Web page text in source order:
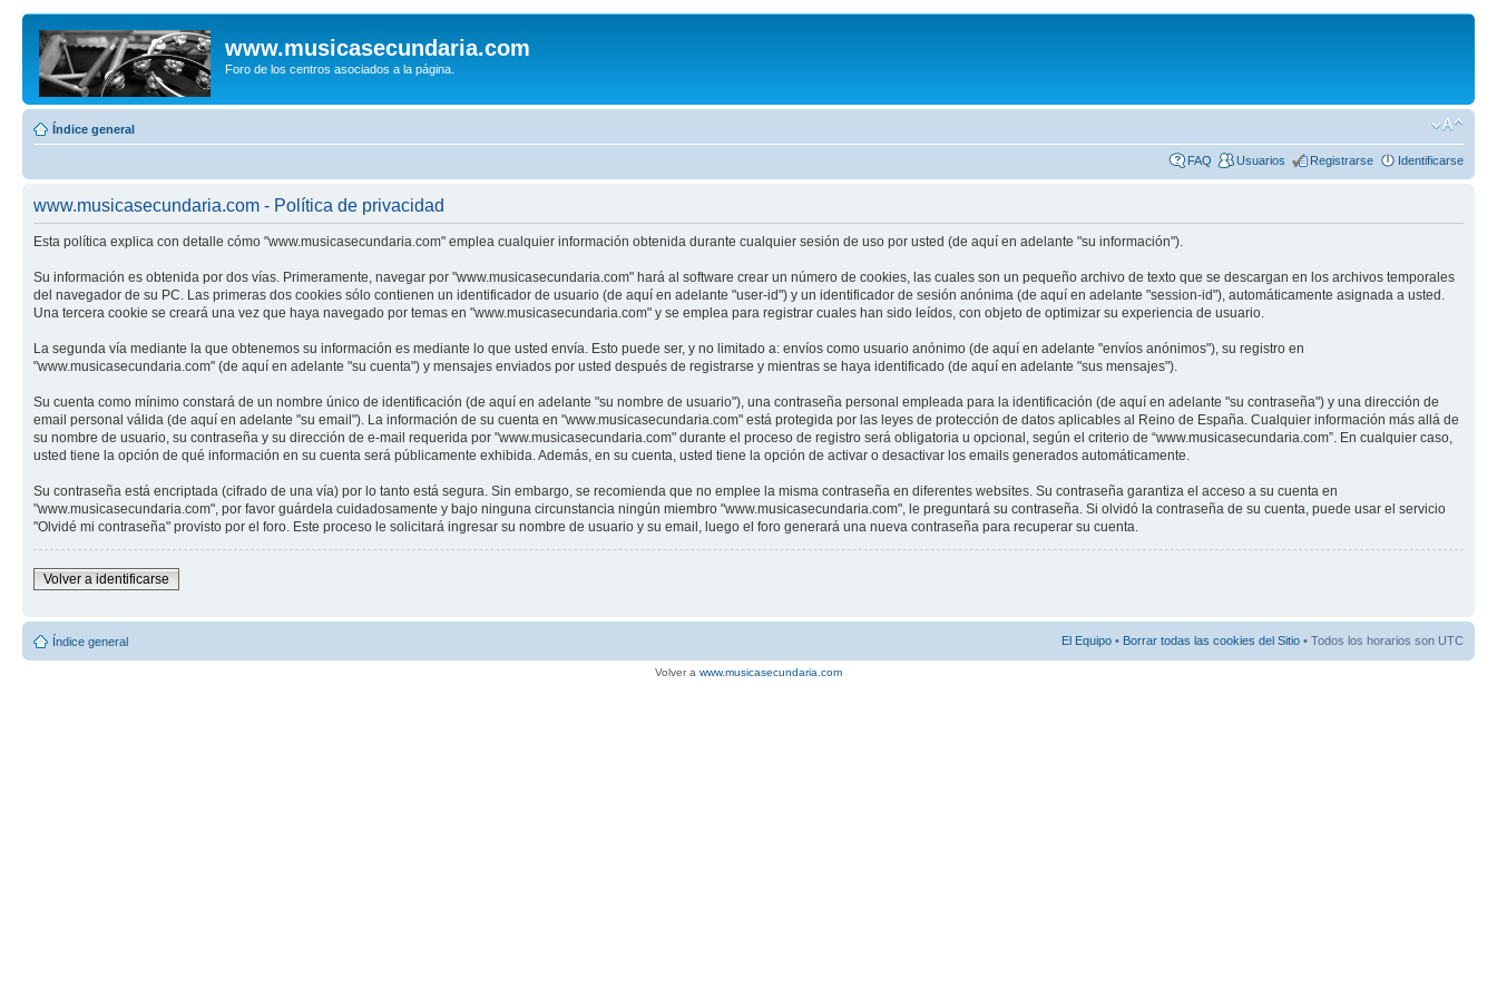
www.musicasecundaria.com
Foro de los centros asociados a la página.
Índice general
FAQ Usuarios Registrarse Identificarse
www.musicasecundaria.com - Política de privacidad
Esta política explica con detalle cómo "www.musicasecundaria.com" emplea cualquier información obtenida durante cualquier sesión de uso por usted (de aquí en adelante "su información").
Su información es obtenida por dos vías. Primeramente, navegar por "www.musicasecundaria.com" hará al software crear un número de cookies, las cuales son un pequeño archivo de texto que se descargan en los archivos temporales
del navegador de su PC. Las primeras dos cookies sólo contienen un identificador de usuario (de aquí en adelante "user-id") y un identificador de sesión anónima (de aquí en adelante "session-id"), automáticamente asignada a usted.
Una tercera cookie se creará una vez que haya navegado por temas en "www.musicasecundaria.com" y se emplea para registrar cuales han sido leídos, con objeto de optimizar su experiencia de usuario.
La segunda vía mediante la que obtenemos su información es mediante lo que usted envía. Esto puede ser, y no limitado a: envíos como usuario anónimo (de aquí en adelante "envíos anónimos"), su registro en
"www.musicasecundaria.com" (de aquí en adelante "su cuenta") y mensajes enviados por usted después de registrarse y mientras se haya identificado (de aquí en adelante "sus mensajes").
Su cuenta como mínimo constará de un nombre único de identificación (de aquí en adelante "su nombre de usuario"), una contraseña personal empleada para la identificación (de aquí en adelante "su contraseña") y una dirección de
email personal válida (de aquí en adelante "su email"). La información de su cuenta en "www.musicasecundaria.com" está protegida por las leyes de protección de datos aplicables al Reino de España. Cualquier información más allá de
su nombre de usuario, su contraseña y su dirección de e-mail requerida por "www.musicasecundaria.com" durante el proceso de registro será obligatoria u opcional, según el criterio de “www.musicasecundaria.com”. En cualquier caso,
usted tiene la opción de qué información en su cuenta será públicamente exhibida. Además, en su cuenta, usted tiene la opción de activar o desactivar los emails generados automáticamente.
Su contraseña está encriptada (cifrado de una vía) por lo tanto está segura. Sin embargo, se recomienda que no emplee la misma contraseña en diferentes websites. Su contraseña garantiza el acceso a su cuenta en
"www.musicasecundaria.com", por favor guárdela cuidadosamente y bajo ninguna circunstancia ningún miembro "www.musicasecundaria.com", le preguntará su contraseña. Si olvidó la contraseña de su cuenta, puede usar el servicio
"Olvidé mi contraseña" provisto por el foro. Este proceso le solicitará ingresar su nombre de usuario y su email, luego el foro generará una nueva contraseña para recuperar su cuenta.
Volver a identificarse
Índice general El Equipo • Borrar todas las cookies del Sitio • Todos los horarios son UTC
Volver a www.musicasecundaria.com